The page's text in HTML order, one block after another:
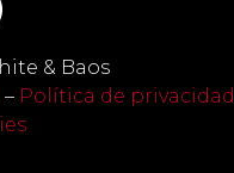
& Baos
– Política de privacidad